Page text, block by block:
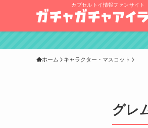
カプセルトイ情報ファンサイト
ホーム キャラクター・マスコット
グレ